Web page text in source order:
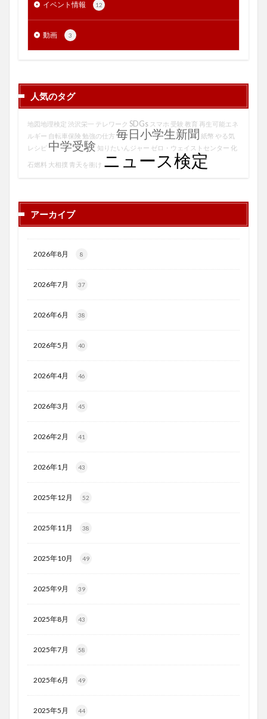
イベント情報 12
動画 3
人気のタグ
地図地理検定 渋沢栄一 テレワーク SDGs スマホ 受験 教育 再生可能エネ
ルギー 自転車保険 勉強の仕方 毎日小学生新聞 紙幣 やる気
レシピ 中学受験 知りたいんジャー ゼロ・ウェイストセンター 化
石燃料 大相撲 青天を衝け ニュース検定
アーカイブ
2026年8月 8
2026年7月 37
2026年6月 38
2026年5月 40
2026年4月 46
2026年3月 45
2026年2月 41
2026年1月 43
2025年12月 52
2025年11月 38
2025年10月 49
2025年9月 39
2025年8月 43
2025年7月 58
2025年6月 49
2025年5月 44